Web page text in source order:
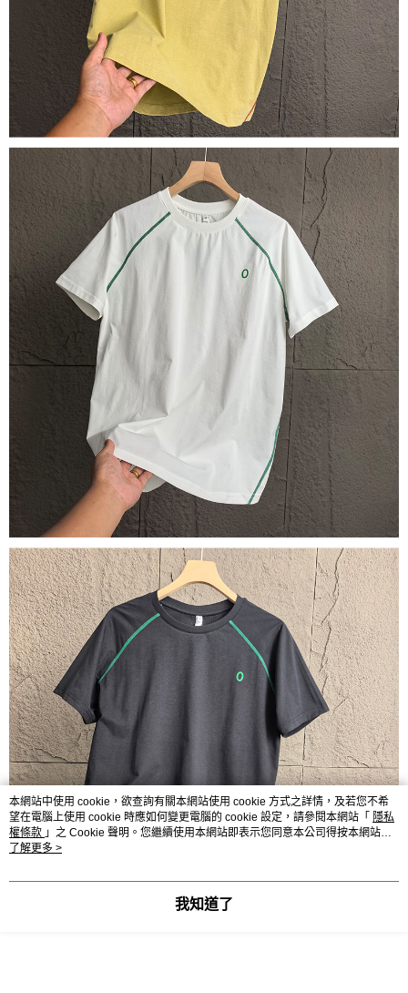
本網站中使用 cookie，欲查詢有關本網站使用 cookie 方式之詳情，及若您不希
望在電腦上使用 cookie 時應如何變更電腦的 cookie 設定，請參閱本網站「 隱私
權條款 」之 Cookie 聲明。您繼續使用本網站即表示您同意本公司得按本網站使
用條款之 Cookie 聲明使用 cookie。
了解更多 >
我知道了